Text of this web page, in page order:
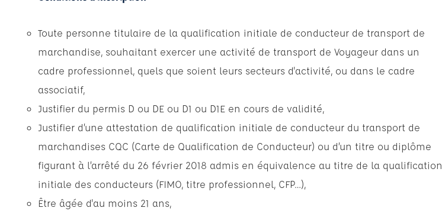
Toute personne titulaire de la qualification initiale de conducteur de transport de
marchandise, souhaitant exercer une activité de transport de Voyageur dans un
cadre professionnel, quels que soient leurs secteurs d'activité, ou dans le cadre
associatif,
Justifier du permis D ou DE ou D1 ou D1E en cours de validité,
Justifier d’une attestation de qualification initiale de conducteur du transport de
marchandises CQC (Carte de Qualification de Conducteur) ou d’un titre ou diplôme
figurant à l’arrêté du 26 février 2018 admis en équivalence au titre de la qualification
initiale des conducteurs (FIMO, titre professionnel, CFP…),
Être âgée d'au moins 21 ans,